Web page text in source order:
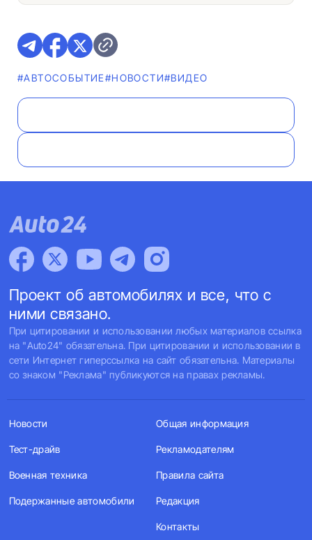
#АВТОСОБЫТИЕ#НОВОСТИ#ВИДЕО
Проект об автомобилях и все, что с
ними связано.
При цитировании и использовании любых материалов ссылка
на "Auto24" обязательна. При цитировании и использовании в
сети Интернет гиперссылка на сайт обязательна. Материалы
со знаком "Реклама" публикуются на правах рекламы.
Новости
Тест-драйв
Военная техника
Подержанные автомобили
Общая информация
Рекламодателям
Правила сайта
Редакция
Контакты